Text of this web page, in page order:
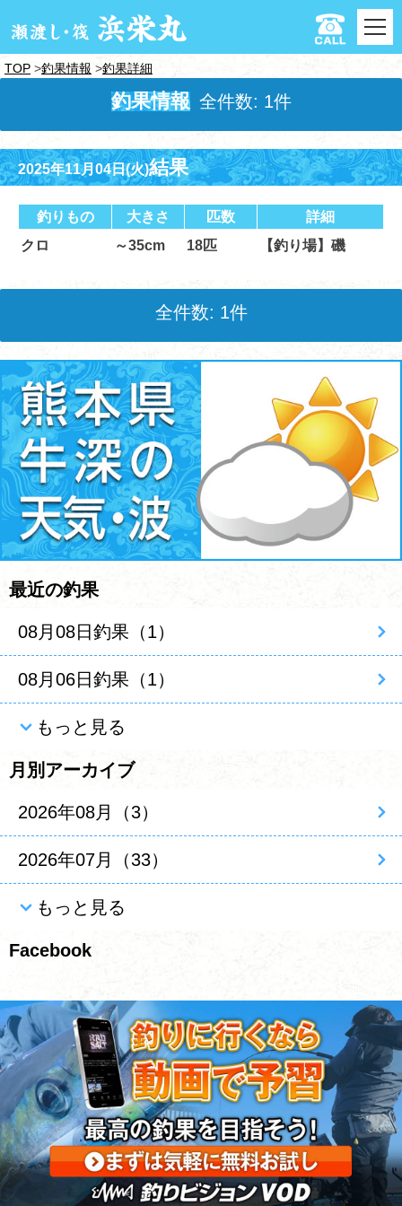
TOP 釣果情報 釣果詳細
釣果情報 全件数: 1件
2025年11月04日(火)結果
釣りもの 大きさ 匹数
詳細
クロ
～35cm 18匹 【釣り場】磯
全件数: 1件
最近の釣果
08月08日釣果（1）
08月06日釣果（1）
もっと見る
月別アーカイブ
2026年08月（3）
2026年07月（33）
もっと見る
Facebook